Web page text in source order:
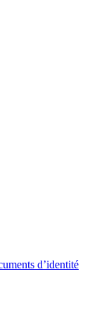
d’identité